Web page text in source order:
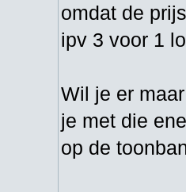
omdat de
ipv 3 voor 1
Wil je er
je met die
op de